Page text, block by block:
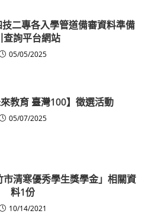
技二專各入學管道備審資料準備
查詢平台網站
05/05/2025
教育 臺灣100】徵選活動
05/07/2025
清寒優秀學生獎學金」相關資
料1份
10/14/2021